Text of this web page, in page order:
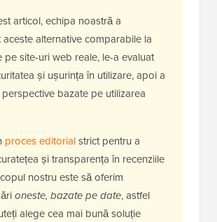
articol, echipa noastră a
alternative comparabile la
pe site-uri web reale, le-a evaluat
și ușurința în utilizare, apoi a
bazate pe utilizarea
proces editorialstrict pentru a
și transparența în recenziile
nostru este să oferim
oneste, bazate pe date, astfel
alege cea mai bună soluție